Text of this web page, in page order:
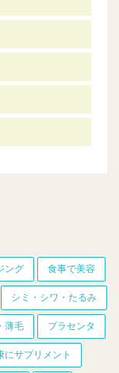
ング 食事で美容
シミ・シワ・たるみ
薄毛 プラセンタ
にサプリメント